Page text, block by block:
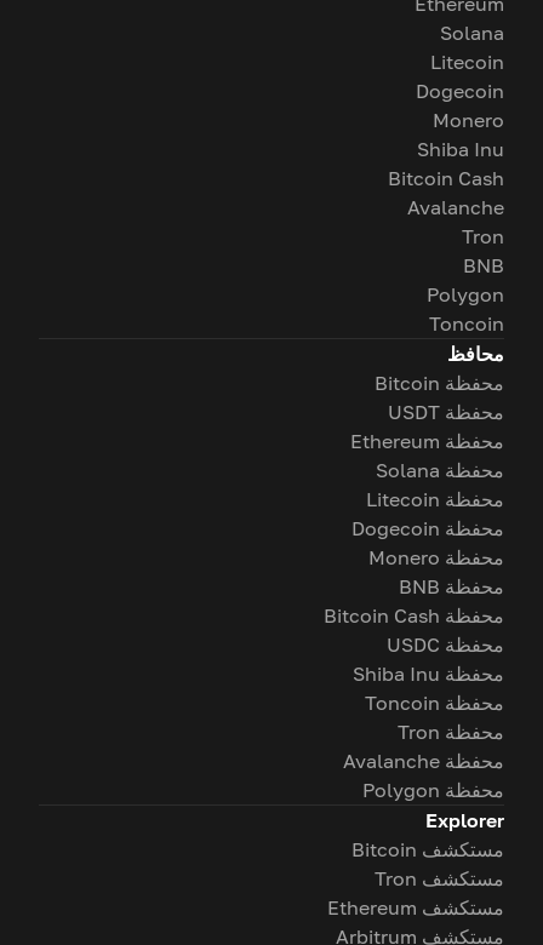
Solana
Litecoin
Dogecoin
Monero
Shiba Inu
Bitcoin Cash
Avalanche
Tron
BNB
Polygon
Toncoin
محافظ
محفظة Bitcoin
محفظة USDT
محفظة Ethereum
محفظة Solana
محفظة Litecoin
محفظة Dogecoin
محفظة Monero
محفظة BNB
محفظة Bitcoin Cash
محفظة USDC
محفظة Shiba Inu
محفظة Toncoin
محفظة Tron
محفظة Avalanche
محفظة Polygon
Explorer
مستكشف Bitcoin
مستكشف Tron
مستكشف Ethereum
مستكشف Arbitrum